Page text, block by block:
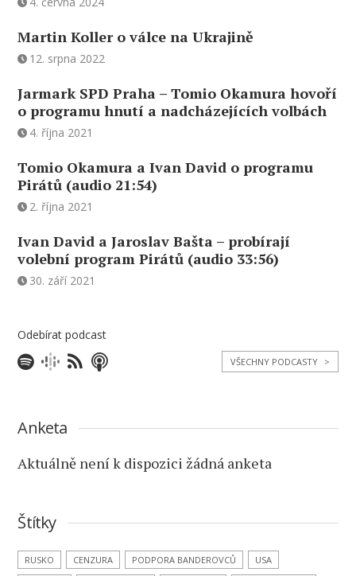
Martin Koller o válce na Ukrajině
12. srpna 2022
Jarmark SPD Praha – Tomio Okamura hovoří
o programu hnutí a nadcházejících volbách
4. října 2021
Tomio Okamura a Ivan David o programu
Pirátů (audio 21:54)
2. října 2021
Ivan David a Jaroslav Bašta – probírají
volební program Pirátů (audio 33:56)
30. září 2021
Odebírat podcast
VŠECHNY PODCASTY >
Anketa
Aktuálně není k dispozici žádná anketa
Štítky
RUSKO CENZURA PODPORA BANDEROVCŮ
USA